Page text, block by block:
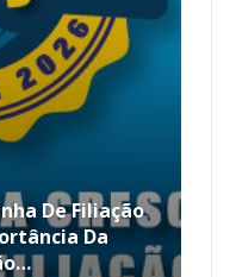
De Filiação
Da